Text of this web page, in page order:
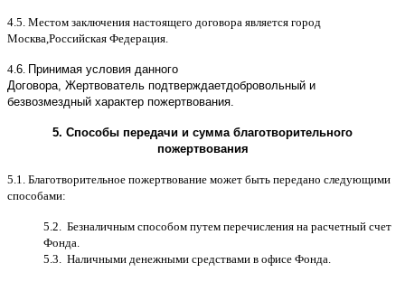
4.5. Местом заключения настоящего договора является город
Москва,Российская Федерация.
4.6. Принимая условия данного
Договора, Жертвователь подтверждаетдобровольный и
безвозмездный характер пожертвования.
5. Способы передачи и сумма благотворительного
пожертвования
5.1. Благотворительное пожертвование может быть передано следующими
способами:
5.2. Безналичным способом путем перечисления на расчетный счет
Фонда.
5.3. Наличными денежными средствами в офисе Фонда.